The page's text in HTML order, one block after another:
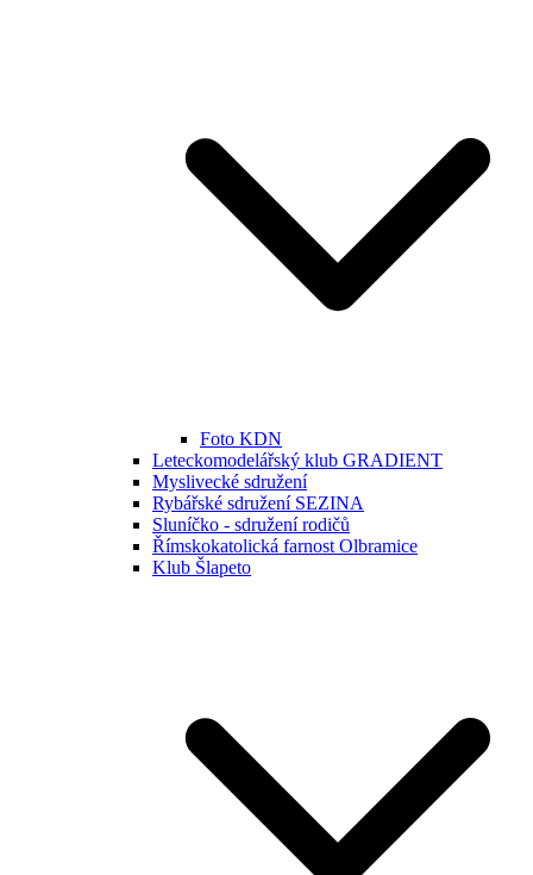
Foto KDN
Leteckomodelářský klub GRADIENT
Myslivecké sdružení
Rybářské sdružení SEZINA
Sluníčko - sdružení rodičů
Římskokatolická farnost Olbramice
Klub Šlapeto